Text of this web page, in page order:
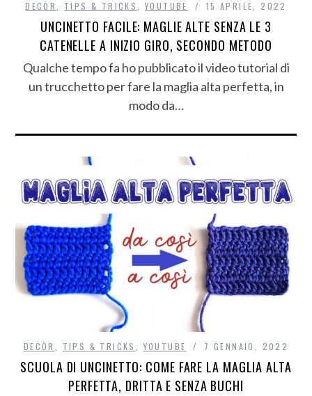
DECÒR TIPS & TRICKS ,YOUTUBE 15 APRILE, 2022
UNCINETTO FACILE: MAGLIE ALTE SENZA LE 3
CATENELLE A INIZIO GIRO, SECONDO METODO
Qualche tempo fa ho pubblicato il video tutorial di
un trucchetto per fare la maglia alta perfetta, in
modo da…
DECÒR TIPS & TRICKS YOUTUBE 7 GENNAIO, 2022
SCUOLA DI UNCINETTO: COME FARE LA MAGLIA ALTA
PERFETTA, DRITTA E SENZA BUCHI